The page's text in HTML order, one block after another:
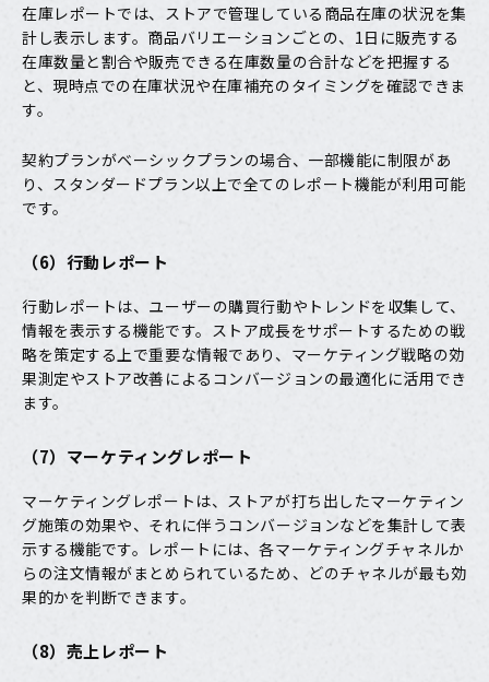
在庫レポートでは、ストアで管理している商品在庫の状況を集
計し表示します。商品バリエーションごとの、1日に販売する
在庫数量と割合や販売できる在庫数量の合計などを把握する
と、現時点での在庫状況や在庫補充のタイミングを確認できま
す。
契約プランがベーシックプランの場合、一部機能に制限があ
り、スタンダードプラン以上で全てのレポート機能が利用可能
です。
（6）行動レポート
行動レポートは、ユーザーの購買行動やトレンドを収集して、
情報を表示する機能です。ストア成長をサポートするための戦
略を策定する上で重要な情報であり、マーケティング戦略の効
果測定やストア改善によるコンバージョンの最適化に活用でき
ます。
（7）マーケティングレポート
マーケティングレポートは、ストアが打ち出したマーケティン
グ施策の効果や、それに伴うコンバージョンなどを集計して表
示する機能です。レポートには、各マーケティングチャネルか
らの注文情報がまとめられているため、どのチャネルが最も効
果的かを判断できます。
（8）売上レポート